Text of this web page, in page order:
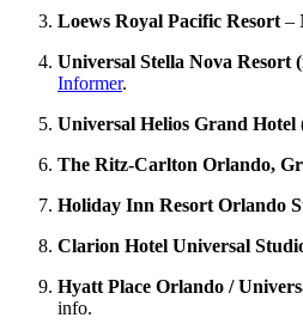
Loews Royal Pacific Resort –
Universal Stella Nova Resort
Informer.
Universal Helios Grand Hotel
The Ritz-Carlton Orlando,
Holiday Inn Resort Orlando
Clarion Hotel Universal
Hyatt Place Orlando /
info.